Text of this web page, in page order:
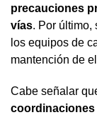
precauciones
vías. Por último,
los equipos de
mantención de
Cabe señalar